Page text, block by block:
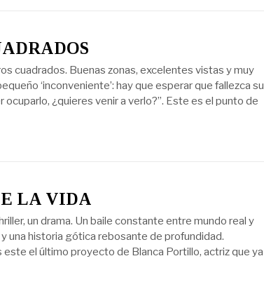
cuadrados. Buenas zonas, excelentes vistas y muy
‘inconveniente’: hay que esperar que fallezca su
¿quieres venir a verlo?”. Este es el punto de
LA VIDA
un drama. Un baile constante entre mundo real y
una historia gótica rebosante de profundidad.
el último proyecto de Blanca Portillo, actriz que ya